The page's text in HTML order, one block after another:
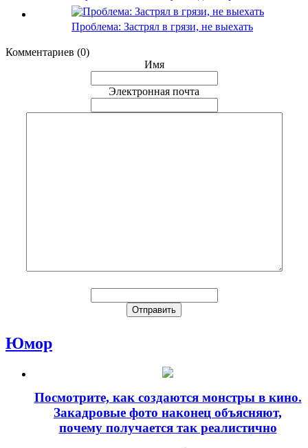
Проблема: Застрял в грязи, не выехать
Комментариев (0)
Имя
Электронная почта
Юмор
Посмотрите, как создаются монстры в кино.
Закадровые фото наконец объясняют,
почему получается так реалистично